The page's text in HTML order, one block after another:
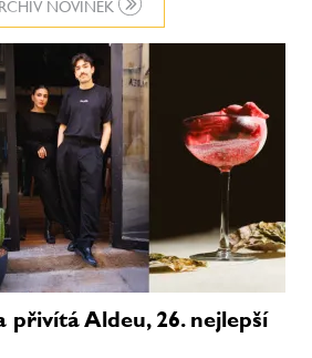
NOVINEK
přivítá Aldeu, 26. nejlepší